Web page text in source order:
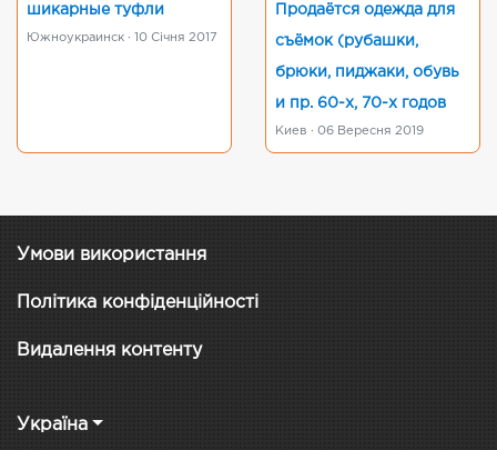
шикарные туфли
Южноукраинск · 10 Січня 2017
Продаётся одежда для
съёмок (рубашки,
брюки, пиджаки, обувь
и пр. 60-х, 70-х годов
Киев · 06 Вересня 2019
Умови використання
Політика конфіденційності
Видалення контенту
Україна